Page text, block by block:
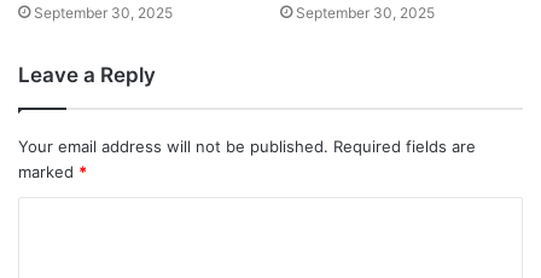
September 30, 2025 September 30, 2025
Leave a Reply
Your email address will not be published. Required fields are
marked *